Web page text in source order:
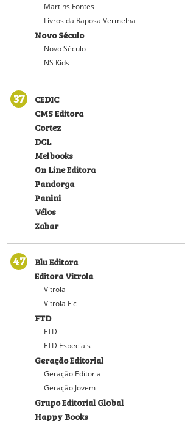
Martins Fontes
Livros da Raposa Vermelha
Novo Século
Novo Século
NS Kids
37
CEDIC
CMS Editora
Cortez
DCL
Melbooks
On Line Editora
Pandorga
Panini
Vélos
Zahar
47
Blu Editora
Editora Vitrola
Vitrola
Vitrola Fic
FTD
FTD
FTD Especiais
Geração Editorial
Geração Editorial
Geração Jovem
Grupo Editorial Global
Happy Books